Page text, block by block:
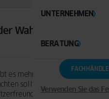
UNTERNEHMEN
BERATUNG
Verwenden Sie das
Wahl von Fenstern
es mehrere
sollte, um die höchste
zu